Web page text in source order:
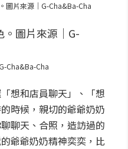
圖片來源｜G-Cha&Ba-Cha
Cha&Ba-Cha
想和店員聊天」、「想
時候，親切的爺爺奶奶
聊天、合照，造訪過的
爺爺奶奶精神奕奕，比